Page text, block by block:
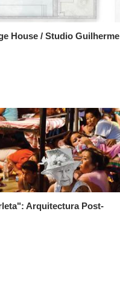
House / Studio Guilherme
Arquitectura Post-